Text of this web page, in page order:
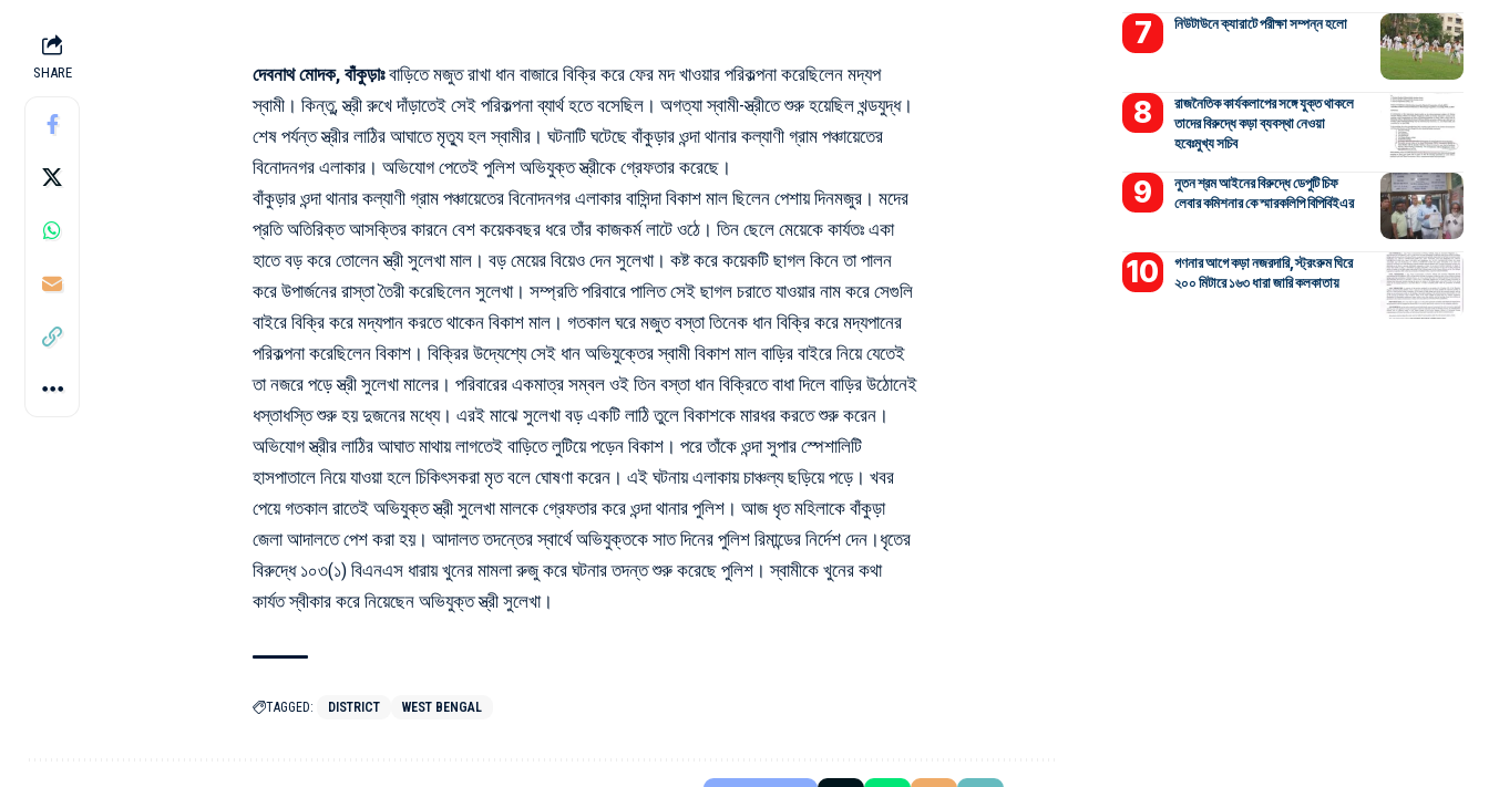
SHARE দেবনাথ মোদক, বাঁকুড়াঃবাড়িতে মজুত রাখা ধান বাজারে বিক্রি করে ফের মদ খাওয়ার পরিকল্পনা করেছিলেন মদ্যপ
স্বামী। কিন্তু, স্ত্রী রুখে দাঁড়াতেই সেই পরিকল্পনা ব্যার্থ হতে বসেছিল। অগত্যা স্বামী-স্ত্রীতে শুরু হয়েছিল খন্ডযুদ্ধ।
শেষ পর্যন্ত স্ত্রীর লাঠির আঘাতে মৃত্যু হল স্বামীর। ঘটনাটি ঘটেছে বাঁকুড়ার ওন্দা থানার কল্যাণী গ্রাম পঞ্চায়েতের
বিনোদনগর এলাকার। অভিযোগ পেতেই পুলিশ অভিযুক্ত স্ত্রীকে গ্রেফতার করেছে।
বাঁকুড়ার ওন্দা থানার কল্যাণী গ্রাম পঞ্চায়েতের বিনোদনগর এলাকার বাসিন্দা বিকাশ মাল ছিলেন পেশায় দিনমজুর। মদের
প্রতি অতিরিক্ত আসক্তির কারনে বেশ কয়েকবছর ধরে তাঁর কাজকর্ম লাটে ওঠে। তিন ছেলে মেয়েকে কার্যতঃ একা
হাতে বড় করে তোলেন স্ত্রী সুলেখা মাল। বড় মেয়ের বিয়েও দেন সুলেখা। কষ্ট করে কয়েকটি ছাগল কিনে তা পালন
করে উপার্জনের রাস্তা তৈরী করেছিলেন সুলেখা। সম্প্রতি পরিবারে পালিত সেই ছাগল চরাতে যাওয়ার নাম করে সেগুলি
বাইরে বিক্রি করে মদ্যপান করতে থাকেন বিকাশ মাল। গতকাল ঘরে মজুত বস্তা তিনেক ধান বিক্রি করে মদ্যপানের
পরিকল্পনা করেছিলেন বিকাশ। বিক্রির উদ্যেশ্যে সেই ধান অভিযুক্তের স্বামী বিকাশ মাল বাড়ির বাইরে নিয়ে যেতেই
তা নজরে পড়ে স্ত্রী সুলেখা মালের। পরিবারের একমাত্র সম্বল ওই তিন বস্তা ধান বিক্রিতে বাধা দিলে বাড়ির উঠোনেই
ধস্তাধস্তি শুরু হয় দুজনের মধ্যে। এরই মাঝে সুলেখা বড় একটি লাঠি তুলে বিকাশকে মারধর করতে শুরু করেন।
অভিযোগ স্ত্রীর লাঠির আঘাত মাথায় লাগতেই বাড়িতে লুটিয়ে পড়েন বিকাশ। পরে তাঁকে ওন্দা সুপার স্পেশালিটি
হাসপাতালে নিয়ে যাওয়া হলে চিকিৎসকরা মৃত বলে ঘোষণা করেন। এই ঘটনায় এলাকায় চাঞ্চল্য ছড়িয়ে পড়ে। খবর
পেয়ে গতকাল রাতেই অভিযুক্ত স্ত্রী সুলেখা মালকে গ্রেফতার করে ওন্দা থানার পুলিশ। আজ ধৃত মহিলাকে বাঁকুড়া
জেলা আদালতে পেশ করা হয়। আদালত তদন্তের স্বার্থে অভিযুক্তকে সাত দিনের পুলিশ রিমান্ডের নির্দেশ দেন।ধৃতের
বিরুদ্ধে ১০৩(১) বিএনএস ধারায় খুনের মামলা রুজু করে ঘটনার তদন্ত শুরু করেছে পুলিশ। স্বামীকে খুনের কথা
কার্যত স্বীকার করে নিয়েছেন অভিযুক্ত স্ত্রী সুলেখা।
TAGGED: DISTRICT WEST BENGAL
নিউটাউনে ক্যারাটে পরীক্ষা সম্পন্ন হলো
রাজনৈতিক কার্যকলাপের সঙ্গে যুক্ত থাকলে
তাদের বিরুদ্ধে কড়া ব্যবস্থা নেওয়া
হবেঃমুখ্য সচিব
নুতন শ্রম আইনের বিরুদ্ধে ডেপুটি চিফ
লেবার কমিশনার কে স্মারকলিপি বিপিবিইএর
গণনার আগে কড়া নজরদারি, স্ট্রংরুম ঘিরে
২০০ মিটারে ১৬৩ ধারা জারি কলকাতায়